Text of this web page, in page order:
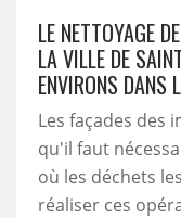
LE NETTOYAGE
LA VILLE DE
ENVIRONS DANS
Les façades des
qu'il faut
où les déchets
réaliser ces